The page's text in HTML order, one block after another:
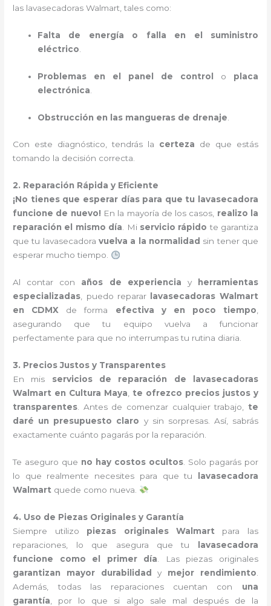
las lavasecadoras Walmart, tales como:
Falta de energía o falla en el suministro
eléctrico
Problemas en el panel de control o placa
electrónica
Obstrucción en las mangueras de drenaje
Con este diagnóstico, tendrás la certeza de que estás
tomando la decisión correcta.
2. Reparación Rápida y Eficiente
¡No tienes que esperar días para que tu lavasecadora
funcione de nuevo! En la mayoría de los casos, realizo la
reparación el mismo día. Mi servicio rápido te garantiza
que tu lavasecadoravuelva a la normalidad sin tener que
esperar mucho tiempo.
Al contar con años de experiencia y
herramientas
especializadas , puedo reparar
lavasecadoras Walmart
en CDMX de forma efectiva y en poco tiempo
asegurando que tu equipo vuelva a funcionar
perfectamente para que no interrumpas tu rutina diaria.
3. Precios Justos y Transparentes
En mis servicios de reparación de lavasecadoras
Walmart en Cultura Maya
te ofrezco precios justos y
transparentes . Antes de comenzar cualquier trabajo, te
daré un presupuesto claro y sin sorpresas. Así, sabrás
exactamente cuánto pagarás por la reparación.
Te aseguro que no hay costos ocultos. Solo pagarás por
lo que realmente necesites para que tu
lavasecadora
Walmart quede como nueva.
4. Uso de Piezas Originales y Garantía
Siempre utilizo piezas originales Walmart para las
reparaciones, lo que asegura que tu
lavasecadora
funcione como el primer día . Las piezas originales
garantizan mayor durabilidad
y mejor rendimiento
Además, todas las reparaciones cuentan con una
garantía , por lo que si algo sale mal después de la